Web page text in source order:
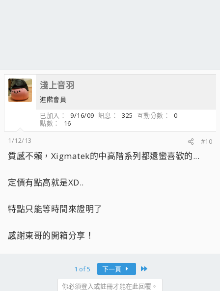
淺上音羽
進階會員
已加入
9/16/09 訊息 325 互動分數
0
點數
16
1/12/13
#10
質感不賴，Xigmatek的中高階系列都還蠻喜歡的...
定價有點高就是XD..
特點只能等時間來證明了
感謝東哥的開箱分享！
1 of 5 下一頁
你必須登入或註冊才能在此回覆。